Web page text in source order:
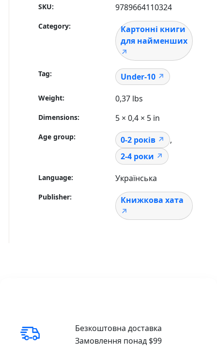
SKU: 9789664110324
Category:
Картонні книги
для найменших
Tag: Under-10
Weight 0,37 lbs
Dimensions 5 × 0,4 × 5 in
Age group 0-2 років
,
2-4 роки
Language Українська
Publisher Книжкова хата
Безкоштовна доставка
Замовлення понад $99